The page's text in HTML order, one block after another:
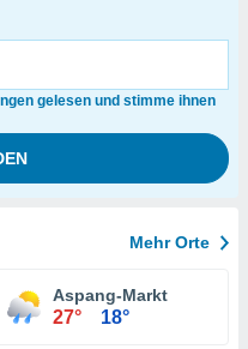
gelesen und stimme ihnen
Mehr Orte
Aspang-Markt
27° 18°